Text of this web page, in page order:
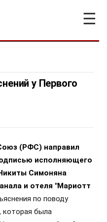
☰
у Первого
(РФС) направил
исполняющего
Симоняна
и отеля "Мариотт
по поводу
которая была